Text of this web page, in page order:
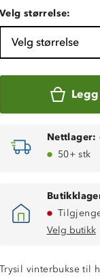
Velg størrelse:
Velg størrelse
Nettlager:
50+ stk
Velg butikk
Trysil vinterbukse til
Vindtett